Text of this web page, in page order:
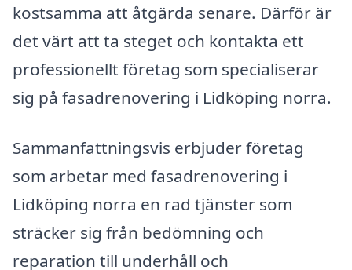
kostsamma att åtgärda senare. Därför är
det värt att ta steget och kontakta ett
professionellt företag som specialiserar
sig på fasadrenovering i Lidköping norra.
Sammanfattningsvis erbjuder företag
som arbetar med fasadrenovering i
Lidköping norra en rad tjänster som
sträcker sig från bedömning och
reparation till underhåll och